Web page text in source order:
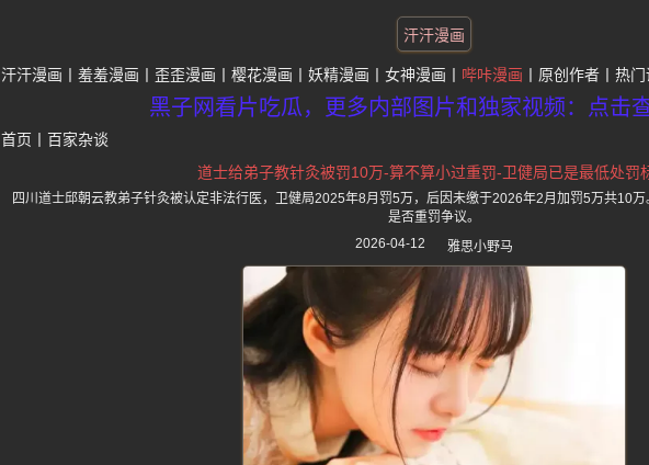
汗汗漫画
汗汗漫画 羞羞漫画 歪歪漫画 樱花漫画 妖精漫画 女神漫画 哔咔漫画 原创作者 热门
黑子网看片吃瓜，更多内部图片和独家视频：点击
首页 百家杂谈
道士给弟子教针灸被罚10万-算不算小过重罚-卫健局已是最低处罚
四川道士邱朝云教弟子针灸被认定非法行医，卫健局2025年8月罚5万，后因未缴于2026年2月加罚5万共10
是否重罚争议。
2026-04-12
雅思小野马